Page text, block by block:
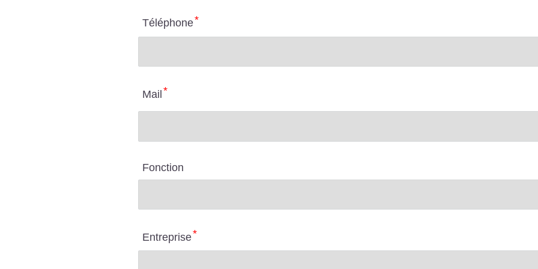
Téléphone
Mail
Fonction
Entreprise